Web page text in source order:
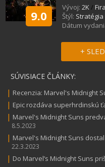
9.0
Vývoj: 2K/
Štýl: Stratégia
Dátum
+
SÚVISIACE ČLÁNKY:
| Recenzia: Marvel's Midnight
| Epic rozdáva superhrdinskú
| Marvel's Midnight Suns
8.5.2023
| Marvel's Midnight Suns
22.3.2023
| Do Marvel’s Midnight Suns